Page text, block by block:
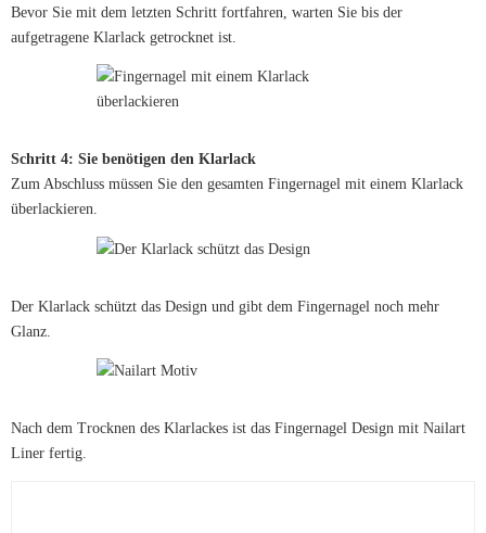
Bevor Sie mit dem letzten Schritt fortfahren, warten Sie bis der
aufgetragene Klarlack getrocknet ist.
Schritt 4: Sie benötigen den Klarlack
Zum Abschluss müssen Sie den gesamten Fingernagel mit einem Klarlack
überlackieren.
Der Klarlack schützt das Design und gibt dem Fingernagel noch mehr
Glanz.
Nach dem Trocknen des Klarlackes ist das Fingernagel Design mit Nailart
Liner fertig.